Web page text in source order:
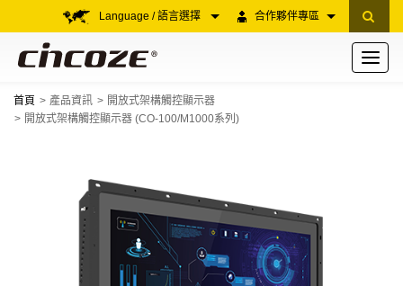
合作夥伴專區
Language / 語言選擇
Toggle
首頁 產品資訊
開放式架構觸控顯示器
開放式架構觸控顯示器 (CO-100/M1000系列)